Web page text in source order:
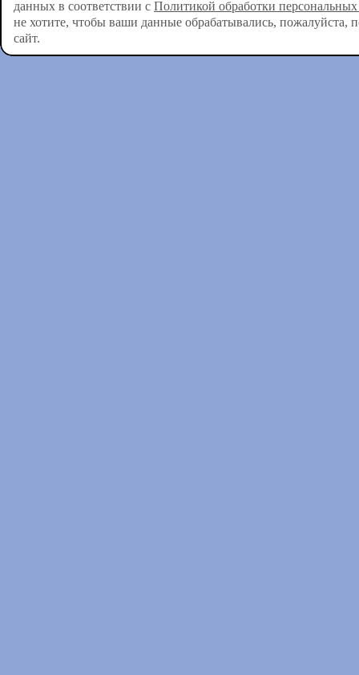
данных в соответствии с Политикой обработки
не хотите, чтобы ваши данные обрабатывались, пожалуйста,
сайт.